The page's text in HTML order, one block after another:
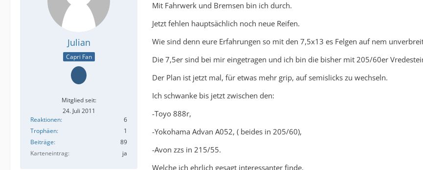
Julian
Capri Fan
Mitglied seit:
24. Juli 2011
Reaktionen
6
Trophäen
1
Beiträge
89
Karteneintrag
ja
Mit Fahrwerk und Bremsen bin ich durch.
Jetzt fehlen hauptsächlich noch neue Reifen.
Wie sind denn eure Erfahrungen so mit den 7,5x13 es Felgen auf nem
Die 7,5er sind bei mir eingetragen und ich bin die bisher mit 205/60er
Der Plan ist jetzt mal, für etwas mehr grip, auf semislicks zu wechseln.
Ich schwanke bis jetzt zwischen den:
-Toyo 888r,
-Yokohama Advan A052, ( beides in 205/60),
-Avon zzs in 215/55.
Welche ich ehrlich gesagt interessanter finde.